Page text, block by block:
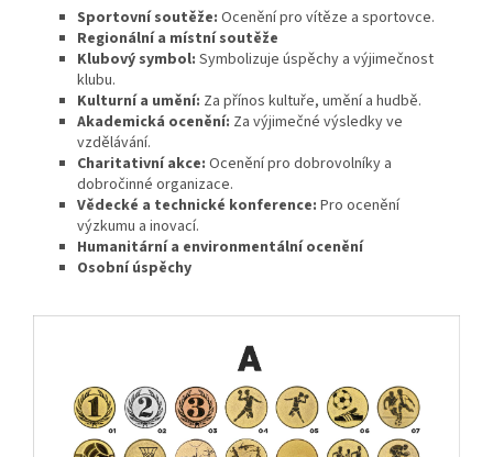
Sportovní soutěže: Ocenění pro vítěze a sportovce.
Regionální a místní soutěže
Klubový symbol: Symbolizuje úspěchy a výjimečnost
klubu.
Kulturní a umění: Za přínos kultuře, umění a hudbě.
Akademická ocenění: Za výjimečné výsledky ve
vzdělávání.
Charitativní akce: Ocenění pro dobrovolníky a
dobročinné organizace.
Vědecké a technické konference: Pro ocenění
výzkumu a inovací.
Humanitární a environmentální ocenění
Osobní úspěchy